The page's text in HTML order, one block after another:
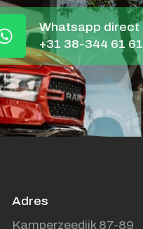
Whatsapp direct
+31 38-344 61 61
Adres
Kamperzeedijk 87-89